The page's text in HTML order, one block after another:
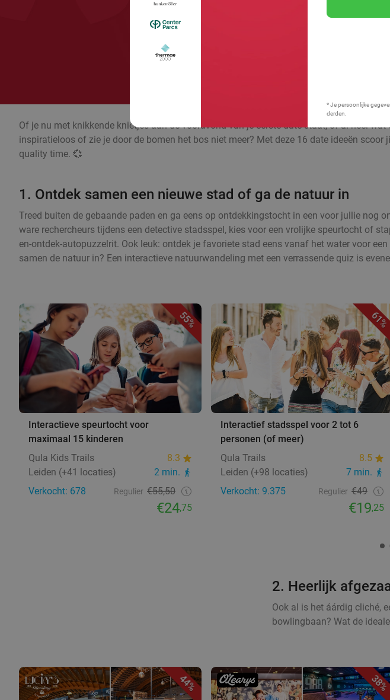
* Je persoonlijke
derden.
Of je nu met knikkende knietjes aan de vooravond van je eerste date staat, of al heel
inspiratieloos of zie je door de bomen het bos niet meer? Met deze 16 date ideeën
quality time. 💞
1. Ontdek samen een nieuwe stad of ga de natuur in
Treed buiten de gebaande paden en ga eens op ontdekkingstocht in een voor jullie nog
ware rechercheurs tijdens een detective stadsspel, kies voor een vrolijke speurtocht of
en-ontdek-autopuzzelrit. Ook leuk: ontdek je favoriete stad eens vanaf het water voor
samen de natuur in? Een interactieve natuurwandeling met een verrassende quiz is
55%
Interactieve speurtocht voor
maximaal 15 kinderen
Qula Kids Trails
8.3
Leiden (+41 locaties)
2 min.
Verkocht: 678
Regulier €55,50
€24,75
61%
Interactief stadsspel voor 2 tot 6
personen (of meer)
Qula Trails
8.5
Leiden (+98 locaties)
7 min.
Verkocht: 9.375
Regulier €49
€19,25
2. Heerlijk
Ook al is het áárdig cliché,
bowlingbaan? Wat de
44% 38%